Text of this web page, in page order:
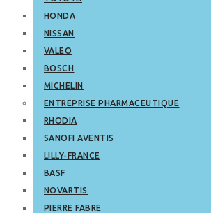
HONDA
NISSAN
VALEO
BOSCH
MICHELIN
ENTREPRISE PHARMACEUTIQUE
RHODIA
SANOFI AVENTIS
LILLY-FRANCE
BASF
NOVARTIS
PIERRE FABRE